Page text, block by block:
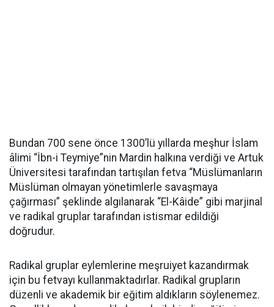
Bundan 700 sene önce 1300’lü yıllarda meşhur İslam
âlimi “İbn-i Teymiye”nin Mardin halkına verdiği ve Artuk
Üniversitesi tarafından tartışılan fetva “Müslümanların
Müslüman olmayan yönetimlerle savaşmaya
çağırması” şeklinde algılanarak “El-Kâide” gibi marjinal
ve radikal gruplar tarafından istismar edildiği
doğrudur.
Radikal gruplar eylemlerine meşruiyet kazandırmak
için bu fetvayı kullanmaktadırlar. Radikal grupların
düzenli ve akademik bir eğitim aldıkların söylenemez.